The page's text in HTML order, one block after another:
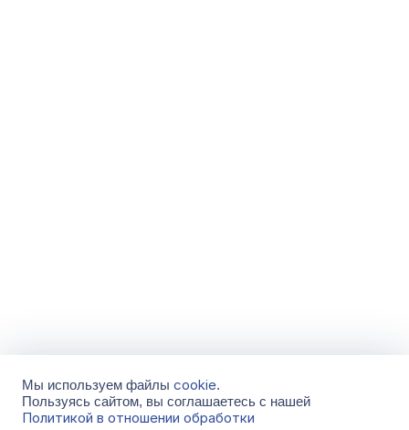
Мы используем файлы cookie.
Пользуясь сайтом, вы соглашаетесь с нашей
Политикой в отношении обработки